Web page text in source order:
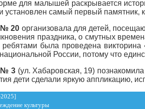
для малышей раскрывается
установлен самый первый
№ 20 организовала для детей,
праздника, о смутных
была проведена
России, потому что
№ 3 (ул. Хабаровская, 19)
дети сделали яркую аппликацию,
культуры